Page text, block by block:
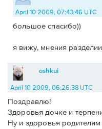
April 10 2009, 07:43:46 UTC
большое спасибо))
я вижу, мнения
oshkui
April 10 2009, 06:26:38 UTC
Поздравлю!
Здоровья дочке и
Ну и здоровья родителям